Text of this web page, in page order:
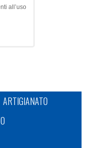
all’uso
ARTIGIANATO